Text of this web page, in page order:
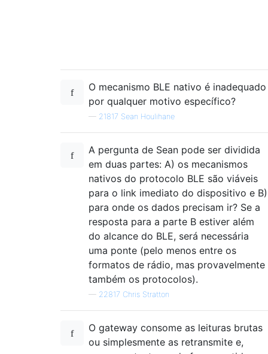
O mecanismo BLE nativo é inadequado
por qualquer motivo específico?
— 21817 Sean Houlihane
A pergunta de Sean pode ser dividida
em duas partes: A) os mecanismos
nativos do protocolo BLE são viáveis ​​
para o link imediato do dispositivo e B)
para onde os dados precisam ir? Se a
resposta para a parte B estiver além
do alcance do BLE, será necessária
uma ponte (pelo menos entre os
formatos de rádio, mas provavelmente
também os protocolos).
— 22817 Chris Stratton
O gateway consome as leituras brutas
ou simplesmente as retransmite e,